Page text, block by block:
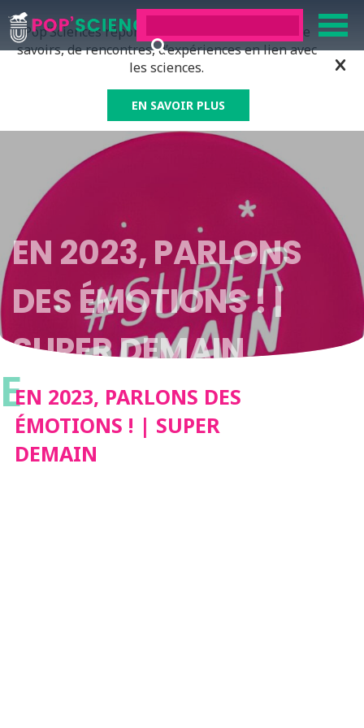
Pop’Sciences répond à tous ceux qui ont soif de
savoirs, de rencontres, d’expériences en lien avec
les sciences.
EN SAVOIR PLUS
EN 2023, PARLONS
DES ÉMOTIONS ! |
SUPER DEMAIN
EEN 2023, PARLONS DES
ÉMOTIONS ! | SUPER
DEMAIN